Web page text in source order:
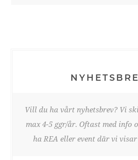
Vill du ha vårt nyhetsbrev? Vi
max 4-5 ggr/år. Oftast med info
ha REA eller event där vi